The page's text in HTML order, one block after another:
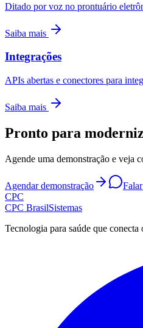
Ditado por voz no prontuário
Saiba mais
Integrações
APIs abertas e conectores para
Saiba mais
Pronto para
Agende uma demonstração e veja
Agendar demonstração
CPC
CPC BrasilSistemas
Tecnologia para saúde que